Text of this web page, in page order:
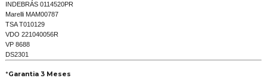
INDEBRÁS 0114520PR
Marelli MAM00787
TSA T010129
VDO 221040056R
VP 8688
DS2301
*Garantia 3 Meses